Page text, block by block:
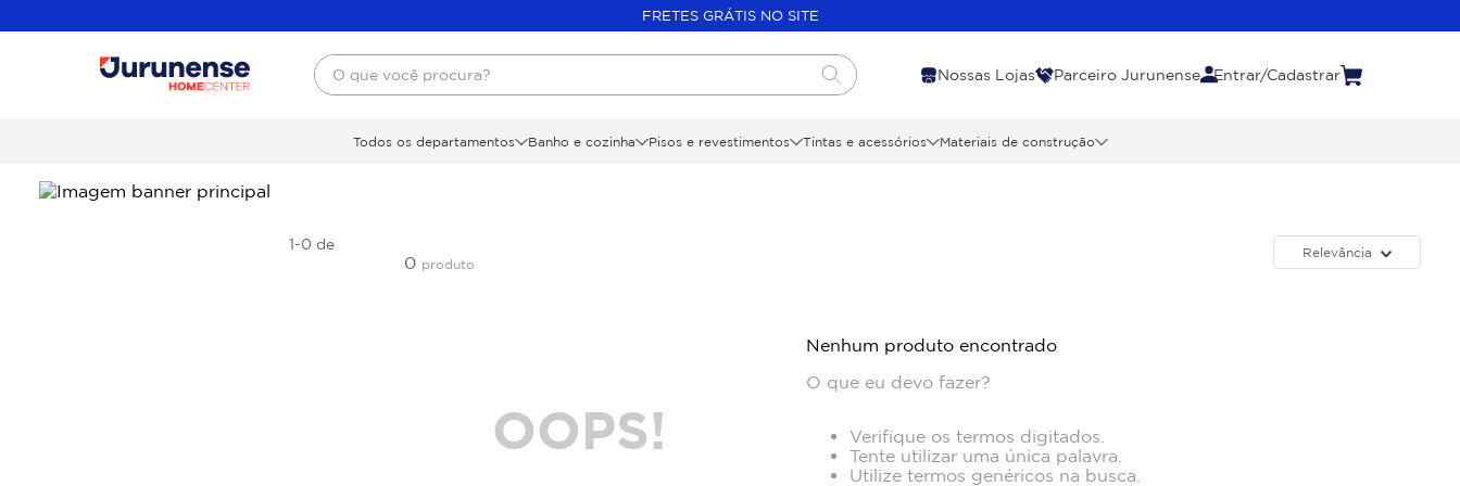
FRETES GRÁTIS NO SITE
O que você procura?
Nossas Lojas Parceiro Jurunense Entrar/Cadastrar
Todos os departamentos Banho e cozinha Pisos e revestimentos Tintas e acessórios Materiais de construção
1-0 de
0 produto
Relevância
OOPS!
Nenhum produto encontrado
O que eu devo fazer?
Verifique os termos digitados.
Tente utilizar uma única palavra.
Utilize termos genéricos na busca.